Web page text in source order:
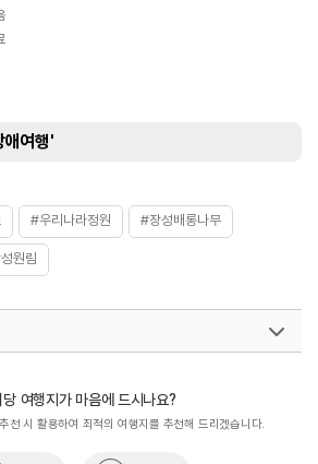
애여행'
#우리나라정원 #장성배롱나무
원림
당 여행지가 마음에 드시나요?
천 시 활용하여 최적의 여행지를 추천해 드리겠습니다.